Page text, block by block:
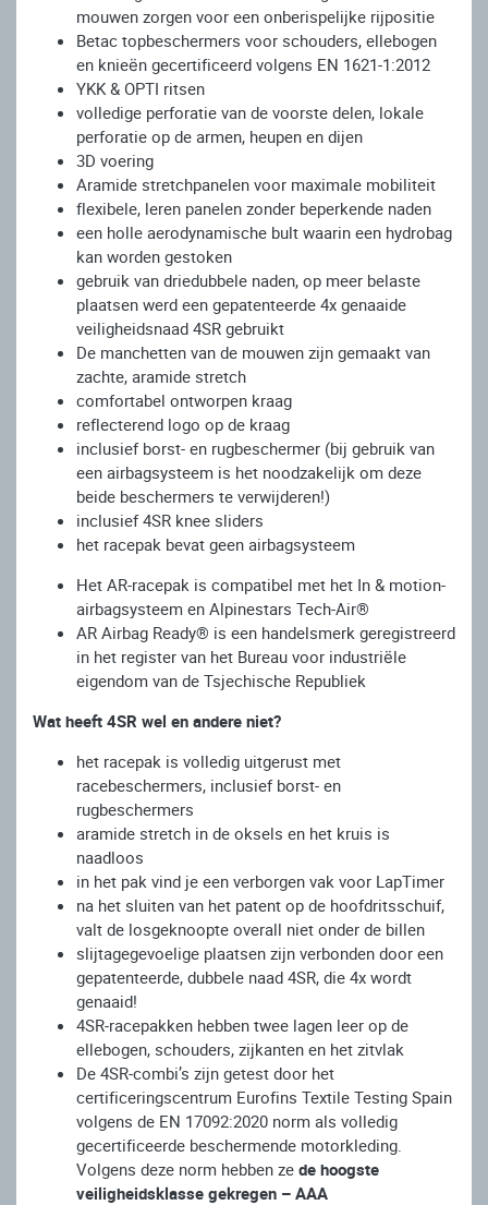
mouwen zorgen voor een onberispelijke rijpositie
Betac topbeschermers voor schouders, ellebogen
en knieën gecertificeerd volgens EN 1621-1:2012
YKK & OPTI ritsen
volledige perforatie van de voorste delen, lokale
perforatie op de armen, heupen en dijen
3D voering
Aramide stretchpanelen voor maximale mobiliteit
flexibele, leren panelen zonder beperkende naden
een holle aerodynamische bult waarin een hydrobag
kan worden gestoken
gebruik van driedubbele naden, op meer belaste
plaatsen werd een gepatenteerde 4x genaaide
veiligheidsnaad 4SR gebruikt
De manchetten van de mouwen zijn gemaakt van
zachte, aramide stretch
comfortabel ontworpen kraag
reflecterend logo op de kraag
inclusief borst- en rugbeschermer (bij gebruik van
een airbagsysteem is het noodzakelijk om deze
beide beschermers te verwijderen!)
inclusief 4SR knee sliders
het racepak bevat geen airbagsysteem
Het AR-racepak is compatibel met het In & motion-
airbagsysteem en Alpinestars Tech-Air®
AR Airbag Ready® is een handelsmerk geregistreerd
in het register van het Bureau voor industriële
eigendom van de Tsjechische Republiek
Wat heeft 4SR wel en andere niet?
het racepak is volledig uitgerust met
racebeschermers, inclusief borst- en
rugbeschermers
aramide stretch in de oksels en het kruis is
naadloos
in het pak vind je een verborgen vak voor LapTimer
na het sluiten van het patent op de hoofdritsschuif,
valt de losgeknoopte overall niet onder de billen
slijtagegevoelige plaatsen zijn verbonden door een
gepatenteerde, dubbele naad 4SR, die 4x wordt
genaaid!
4SR-racepakken hebben twee lagen leer op de
ellebogen, schouders, zijkanten en het zitvlak
De 4SR-combi’s zijn getest door het
certificeringscentrum Eurofins Textile Testing Spain
volgens de EN 17092:2020 norm als volledig
gecertificeerde beschermende motorkleding.
Volgens deze norm hebben ze de hoogste
veiligheidsklasse gekregen – AAA